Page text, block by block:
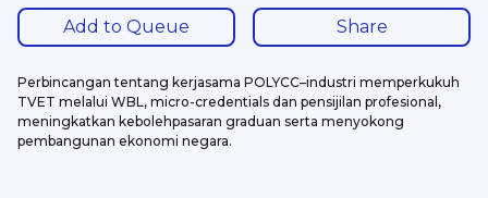
Add to Queue Share
Perbincangan tentang kerjasama POLYCC–industri memperkukuh
TVET melalui WBL, micro-credentials dan pensijilan profesional,
meningkatkan kebolehpasaran graduan serta menyokong
pembangunan ekonomi negara.